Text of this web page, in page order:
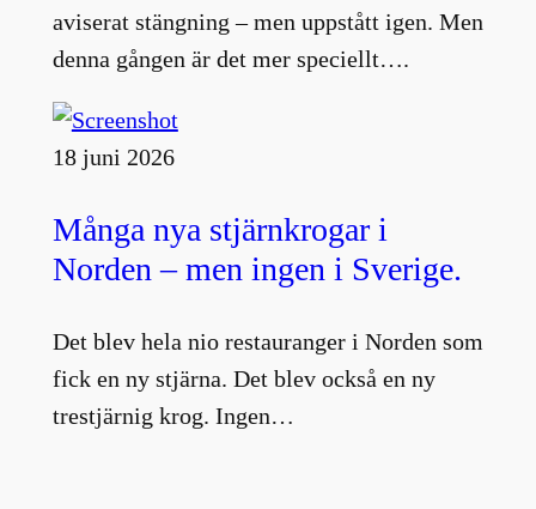
aviserat stängning – men uppstått igen. Men
denna gången är det mer speciellt….
18 juni 2026
Många nya stjärnkrogar i
Norden – men ingen i Sverige.
Det blev hela nio restauranger i Norden som
fick en ny stjärna. Det blev också en ny
trestjärnig krog. Ingen…